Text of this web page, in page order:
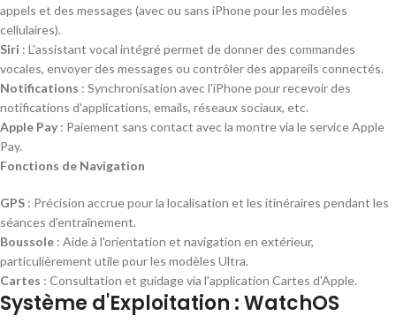
appels et des messages (avec ou sans iPhone pour les modèles
cellulaires).
Siri : L'assistant vocal intégré permet de donner des commandes
vocales, envoyer des messages ou contrôler des appareils connectés.
Notifications : Synchronisation avec l'iPhone pour recevoir des
notifications d'applications, emails, réseaux sociaux, etc.
Apple Pay : Paiement sans contact avec la montre via le service Apple
Pay.
Fonctions de Navigation
GPS : Précision accrue pour la localisation et les itinéraires pendant les
séances d'entraînement.
Boussole : Aide à l'orientation et navigation en extérieur,
particulièrement utile pour les modèles Ultra.
Cartes : Consultation et guidage via l'application Cartes d'Apple.
Système d'Exploitation : WatchOS